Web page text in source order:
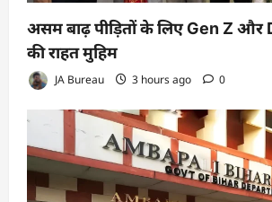
असम बाढ़ पीड़ितों के लिए Gen Z और
की राहत मुहिम
JA Bureau 3 hours ago 0